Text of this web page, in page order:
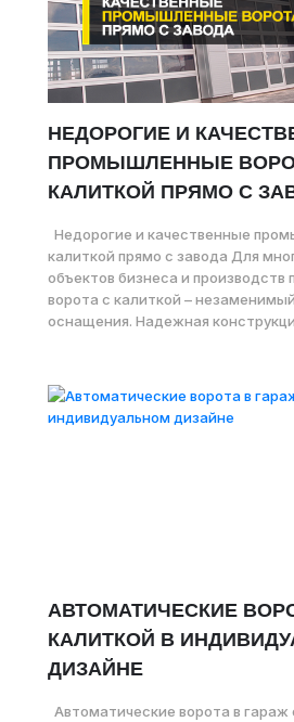
НЕДОРОГИЕ И
ПРОМЫШЛЕННЫЕ
КАЛИТКОЙ ПРЯМО С
Недорогие и качественные
калиткой прямо с завода Для
объектов бизнеса и
ворота с калиткой –
оснащения. Надежная
АВТОМАТИЧЕСКИЕ
КАЛИТКОЙ В
ДИЗАЙНЕ
Автоматические ворота в гараж